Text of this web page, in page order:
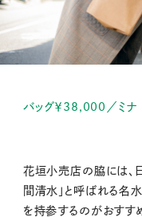
バッグ￥38,000／ミナ
花垣小売店の脇には、
間清水」と呼ばれる名
を持参するのがおすす